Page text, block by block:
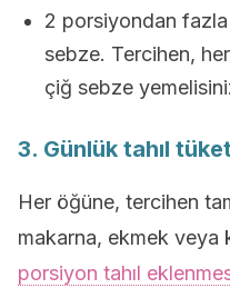
2 porsiyondan
sebze. Tercihen,
çiğ sebze
3. Günlük tahıl
Her öğüne, tercihen
makarna, ekmek veya
porsiyon tahıl